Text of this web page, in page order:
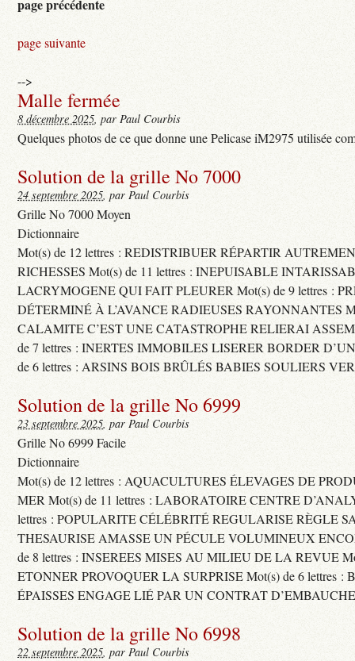
page précédente
page suivante
-->
Malle fermée
8 décembre 2025, par Paul Courbis
Quelques photos de ce que donne une Pelicase iM2975 utilisée
Solution de la grille No 7000
24 septembre 2025, par Paul Courbis
Grille No 7000 Moyen
Dictionnaire
Mot(s) de 12 lettres : REDISTRIBUER RÉPARTIR
RICHESSES Mot(s) de 11 lettres : INEPUISABLE
LACRYMOGENE QUI FAIT PLEURER Mot(s) de 9 lettres :
DÉTERMINÉ À L’AVANCE RADIEUSES RAYONNANTES
CALAMITE C’EST UNE CATASTROPHE RELIERAI
de 7 lettres : INERTES IMMOBILES LISERER BORDER
de 6 lettres : ARSINS BOIS BRÛLÉS BABIES SOULIERS
Solution de la grille No 6999
23 septembre 2025, par Paul Courbis
Grille No 6999 Facile
Dictionnaire
Mot(s) de 12 lettres : AQUACULTURES ÉLEVAGES DE
MER Mot(s) de 11 lettres : LABORATOIRE CENTRE
lettres : POPULARITE CÉLÉBRITÉ REGULARISE RÈGLE
THESAURISE AMASSE UN PÉCULE VOLUMINEUX
de 8 lettres : INSEREES MISES AU MILIEU DE LA REVUE
ETONNER PROVOQUER LA SURPRISE Mot(s) de 6 lettres :
ÉPAISSES ENGAGE LIÉ PAR UN CONTRAT
Solution de la grille No 6998
22 septembre 2025, par Paul Courbis